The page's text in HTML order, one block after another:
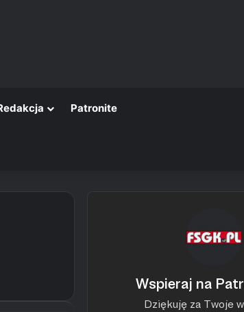
Patronite